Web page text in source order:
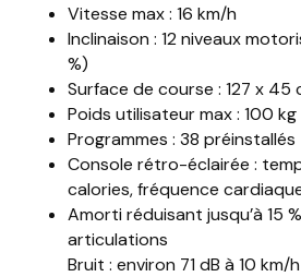
Vitesse max : 16 km/h
Inclinaison : 12 niveaux
%)
Surface de course : 127 x 45
Poids utilisateur max : 100 kg
Programmes : 38 préinstallés
Console rétro-éclairée :
calories, fréquence
Amorti réduisant jusqu’à 15
articulations
Bruit : environ 71 dB à 10 km/h